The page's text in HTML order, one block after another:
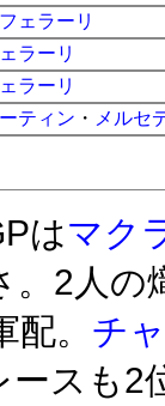
フェラーリ
ラーリ
ラーリ
ティン ・ メルセ
はマク
。2人の
配。 チ
ースも2